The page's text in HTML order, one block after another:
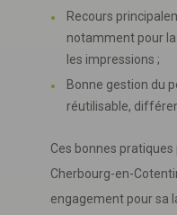
Recours
notamment pour
les impressions ;
Bonne gestion du
réutilisable,
Ces bonnes
Cherbourg-en-
engagement pour sa